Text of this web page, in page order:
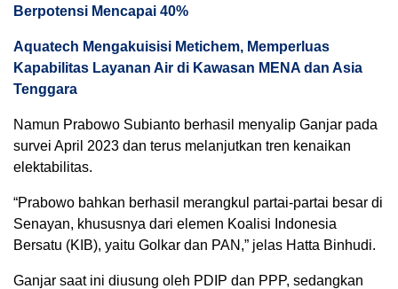
Berpotensi Mencapai 40%
Aquatech Mengakuisisi Metichem, Memperluas
Kapabilitas Layanan Air di Kawasan MENA dan Asia
Tenggara
Namun Prabowo Subianto berhasil menyalip Ganjar pada
survei April 2023 dan terus melanjutkan tren kenaikan
elektabilitas.
“Prabowo bahkan berhasil merangkul partai-partai besar di
Senayan, khususnya dari elemen Koalisi Indonesia
Bersatu (KIB), yaitu Golkar dan PAN,” jelas Hatta Binhudi.
Ganjar saat ini diusung oleh PDIP dan PPP, sedangkan